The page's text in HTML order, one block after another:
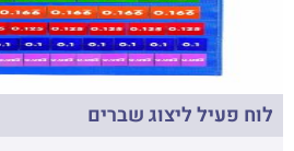
לוח פעיל ליצוג שברים